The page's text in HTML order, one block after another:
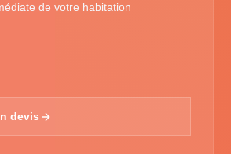
de votre habitation
devis